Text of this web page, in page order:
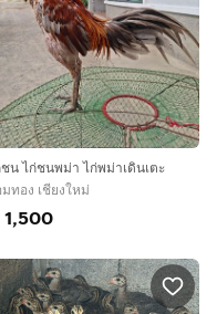
น ไก่ชนพม่า ไก่พม่าเดินเตะ
มทอง เชียงใหม่